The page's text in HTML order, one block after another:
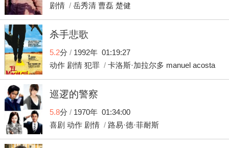
剧情 / 岳秀清 曹磊 楚健
杀手悲歌
5.2分 /1992年 01:19:27
动作 剧情 犯罪 / 卡洛斯·加拉尔多 manuel acosta
巡逻的警察
5.8分 /1970年 01:34:00
喜剧 动作 剧情 / 路易·德·菲耐斯